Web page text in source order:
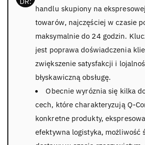
handlu skupiony na
towarów, najczęściej w czasie
maksymalnie do 24 godzin.
jest poprawa doświadczenia
zwiększenie satysfakcji i
błyskawiczną obsługę.
Obecnie wyróznia się kilka
cech, które charakteryzują Q-
konkretne produkty,
efektywna logistyka, możliwość